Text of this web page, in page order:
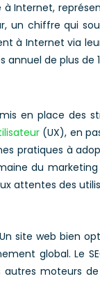
Internet,
chiffre qui
à Internet via
de plus de
en place des
(UX), en
pratiques à
du
attentes des
site web bien
global. Le
moteurs